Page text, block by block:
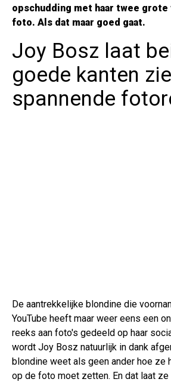
opschudding met haar twee
foto. Als dat maar goed gaat.
Joy Bosz laat
goede kanten
spannende
De aantrekkelijke blondine die
YouTube heeft maar weer eens een
reeks aan foto's gedeeld op haar
wordt Joy Bosz natuurlijk in dank
blondine weet als geen ander hoe ze
op de foto moet zetten. En dat laat